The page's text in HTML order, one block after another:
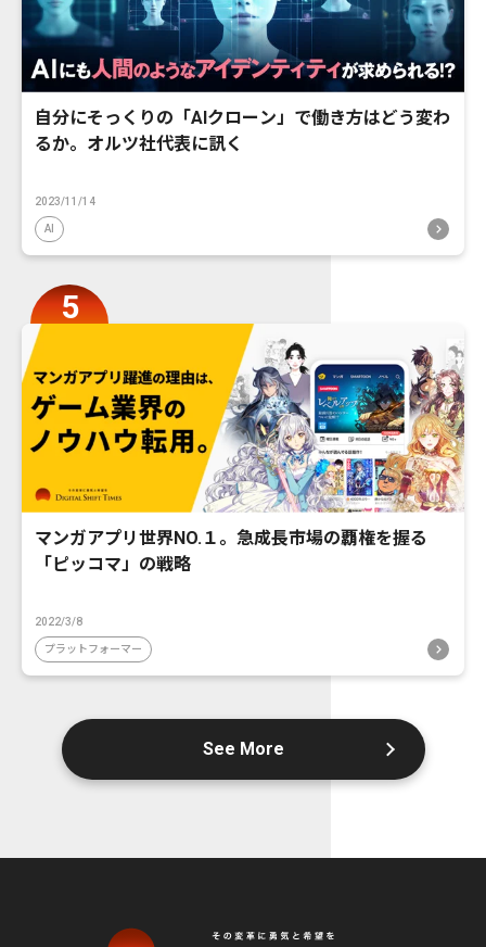
自分にそっくりの「AIクローン」で働き方はどう変わ
るか。オルツ社代表に訊く
2023/11/14
AI
マンガアプリ世界NO.１。急成長市場の覇権を握る
「ピッコマ」の戦略
2022/3/8
プラットフォーマー
See More